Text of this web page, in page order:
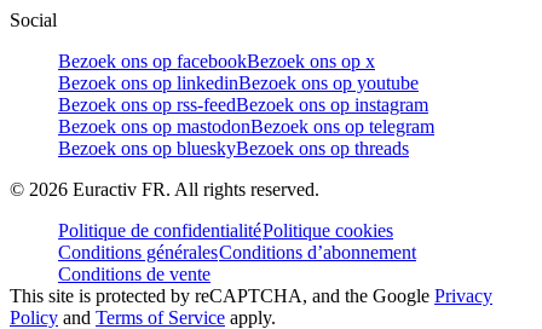
Social
Bezoek ons op facebookBezoek ons op x
Bezoek ons op linkedinBezoek ons op youtube
Bezoek ons op rss-feedBezoek ons op instagram
Bezoek ons op mastodonBezoek ons op telegram
Bezoek ons op blueskyBezoek ons op threads
© 2026 Euractiv FR. All rights reserved.
Politique de confidentialitéPolitique cookies
Conditions généralesConditions d’abonnement
Conditions de vente
This site is protected by reCAPTCHA, and the Google Privacy
Policy and Terms of Service apply.